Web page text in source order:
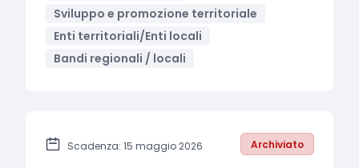
Sviluppo e promozione territoriale
Enti territoriali/Enti locali
Bandi regionali / locali
Scadenza: 15 maggio 2026 Archiviato